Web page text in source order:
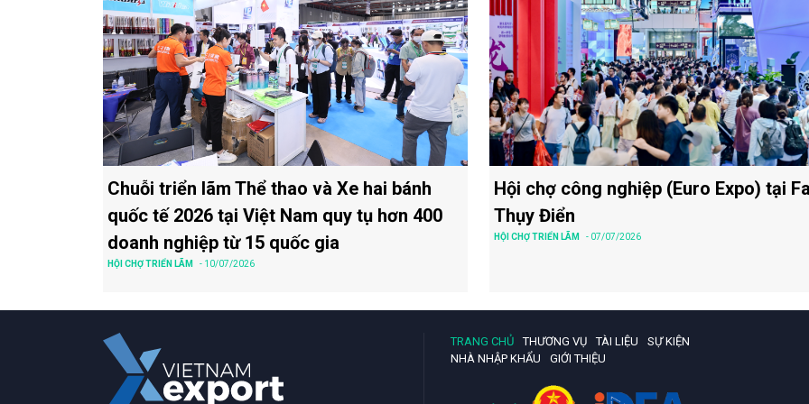
Chuỗi triển lãm Thể thao và Xe hai bánh
quốc tế 2026 tại Việt Nam quy tụ hơn 400
doanh nghiệp từ 15 quốc gia
HỘI CHỢ TRIỂN LÃM - 10/07/2026
Hội chợ công nghiệp (Euro Expo) tại
Thụy Điển
HỘI CHỢ TRIỂN LÃM - 07/07/2026
TRANG CHỦ THƯƠNG VỤ TÀI LIỆU
SỰ KIỆN
NHÀ NHẬP KHẨU
GIỚI THIỆU